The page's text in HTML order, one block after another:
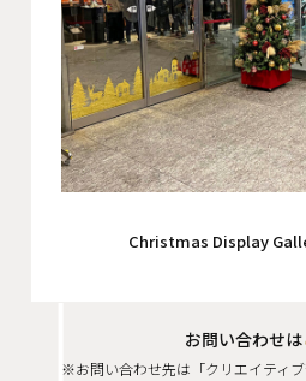
役員一覧
組織図
グループ会社
お問い合わせ
Christmas Display
お問い合わせは
※お問い合わせ先は「クリエイティブ